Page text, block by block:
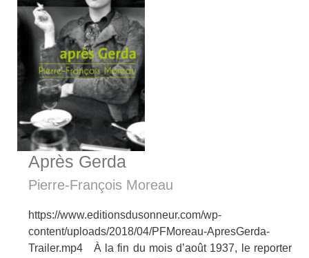
Après Gerda
Pierre-François Moreau
https://www.editionsdusonneur.com/wp-
content/uploads/2018/04/PFMoreau-ApresGerda-
Trailer.mp4 À la fin du mois d’août 1937, le reporter